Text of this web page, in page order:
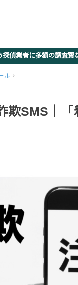
探偵業者に多額の調
ル
欺SMS｜